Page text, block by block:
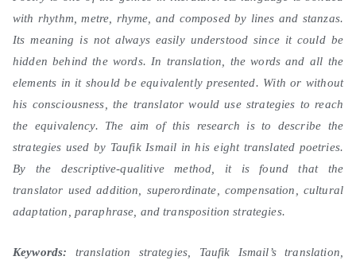
with rhythm, metre, rhyme, and composed by lines and stanzas.
Its meaning is not always easily understood since it could be
hidden behind the words. In translation, the words and all the
elements in it should be equivalently presented. With or without
his consciousness, the translator would use strategies to reach
the equivalency. The aim of this research is to describe the
strategies used by Taufik Ismail in his eight translated poetries.
By the descriptive-qualitive method, it is found that the
translator used addition, superordinate, compensation, cultural
adaptation, paraphrase, and transposition strategies.
Keywords: translation strategies, Taufik Ismail’s translation,